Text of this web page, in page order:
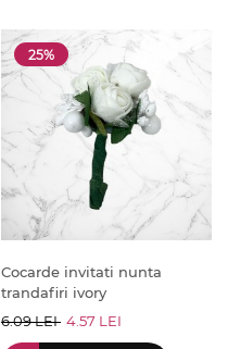
25%
Cocarde invitati nunta
trandafiri ivory
6.09 LEI 4.57 LEI